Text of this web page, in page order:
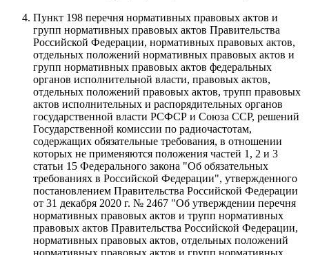
Пункт 198 перечня нормативных правовых актов и
групп нормативных правовых актов Правительства
Российской Федерации, нормативных правовых актов,
отдельных положений нормативных правовых актов и
групп нормативных правовых актов федеральных
органов исполнительной власти, правовых актов,
отдельных положений правовых актов, трупп правовых
актов исполнительных и распорядительных органов
государственной власти РСФСР и Союза ССР, решений
Государственной комиссии по радиочастотам,
содержащих обязательные требования, в отношении
которых не применяются положения частей 1, 2 и 3
статьи 15 Федерального закона "Об обязательных
требованиях в Российской Федерации", утвержденного
постановлением Правительства Российской Федерации
от 31 декабря 2020 г. № 2467 "Об утверждении перечня
нормативных правовых актов и трупп нормативных
правовых актов Правительства Российской Федерации,
нормативных правовых актов, отдельных положений